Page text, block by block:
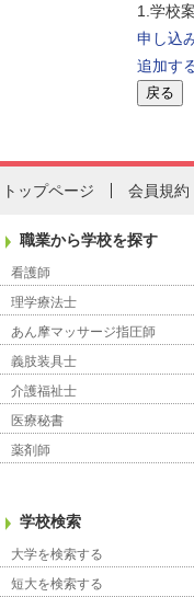
1.学校
申し込
追加す
トップページ 会員規約
職業から学校を探す
看護師
理学療法士
あん摩マッサージ指圧師
義肢装具士
介護福祉士
医療秘書
薬剤師
学校検索
大学を検索する
短大を検索する